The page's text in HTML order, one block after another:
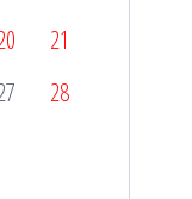
21
28